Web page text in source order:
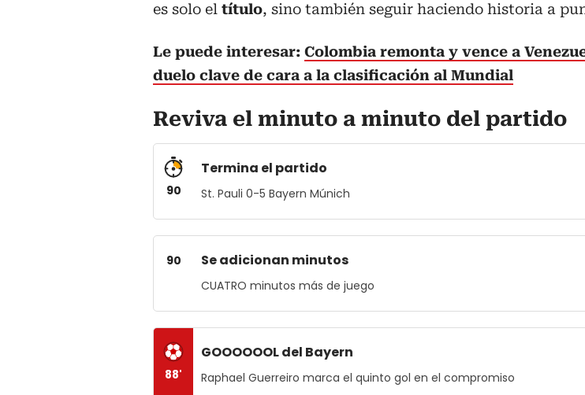
es solo el título, sino también seguir haciendo historia a
Le puede interesar: Colombia remonta y vence a
duelo clave de cara a la clasificación al Mundial
Reviva el minuto a minuto del partido
90
Termina el partido
St. Pauli 0-5 Bayern Múnich
90 Se adicionan minutos
CUATRO minutos más de juego
88'
GOOOOOOL del Bayern
Raphael Guerreiro marca el quinto gol en el compromiso